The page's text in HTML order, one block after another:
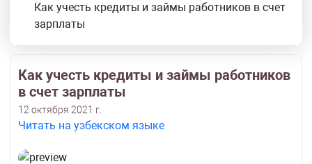
Как учесть кредиты и займы работников в счет
зарплаты
Как учесть кредиты и займы работников
в счет зарплаты
12 октября 2021 г.
Читать на узбекском языке